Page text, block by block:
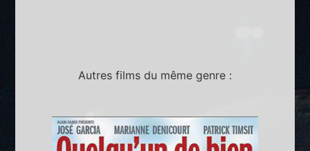
Autres films du même genre :